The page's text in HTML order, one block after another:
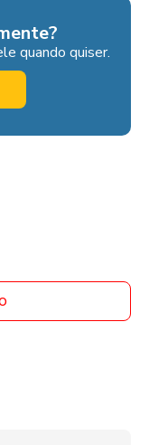
quando quiser.